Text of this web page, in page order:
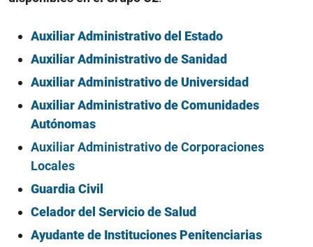
Auxiliar Administrativo del Estado
Auxiliar Administrativo de Sanidad
Auxiliar Administrativo de Universidad
Auxiliar Administrativo de Comunidades
Autónomas
Auxiliar Administrativo de Corporaciones
Locales
Guardia Civil
Celador del Servicio de Salud
Ayudante de Instituciones Penitenciarias